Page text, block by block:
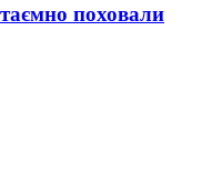
поховали